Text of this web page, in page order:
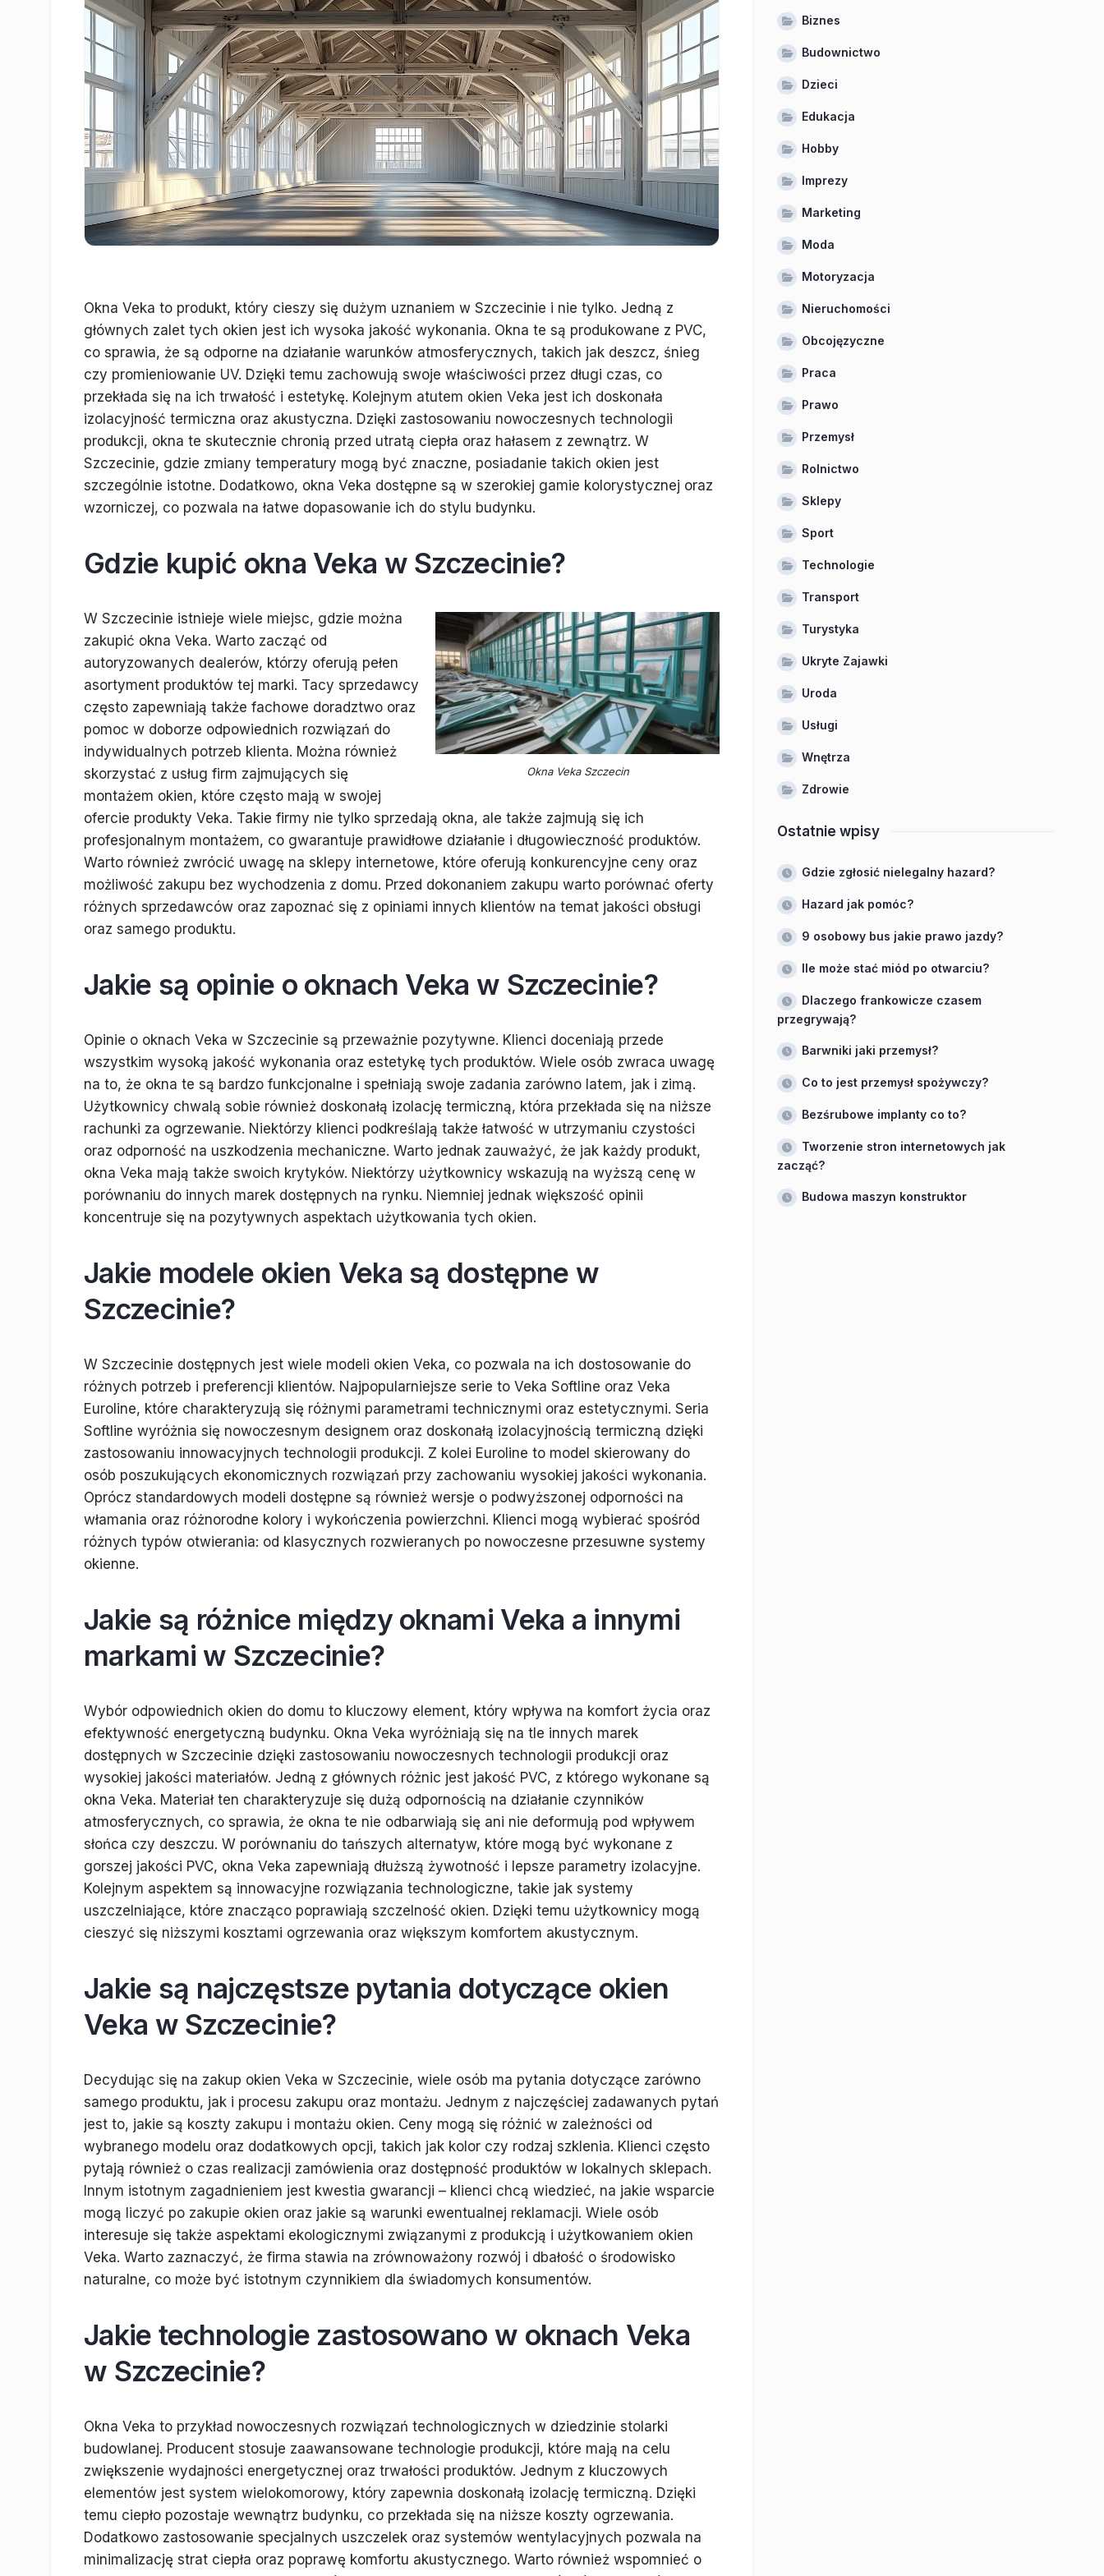
Okna Veka to produkt, który cieszy się dużym uznaniem w Szczecinie i nie tylko. Jedną z
głównych zalet tych okien jest ich wysoka jakość wykonania. Okna te są produkowane z PVC,
co sprawia, że są odporne na działanie warunków atmosferycznych, takich jak deszcz, śnieg
czy promieniowanie UV. Dzięki temu zachowują swoje właściwości przez długi czas, co
przekłada się na ich trwałość i estetykę. Kolejnym atutem okien Veka jest ich doskonała
izolacyjność termiczna oraz akustyczna. Dzięki zastosowaniu nowoczesnych technologii
produkcji, okna te skutecznie chronią przed utratą ciepła oraz hałasem z zewnątrz. W
Szczecinie, gdzie zmiany temperatury mogą być znaczne, posiadanie takich okien jest
szczególnie istotne. Dodatkowo, okna Veka dostępne są w szerokiej gamie kolorystycznej oraz
wzorniczej, co pozwala na łatwe dopasowanie ich do stylu budynku.
Gdzie kupić okna Veka w Szczecinie?
Okna Veka Szczecin
W Szczecinie istnieje wiele miejsc, gdzie można
zakupić okna Veka. Warto zacząć od
autoryzowanych dealerów, którzy oferują pełen
asortyment produktów tej marki. Tacy sprzedawcy
często zapewniają także fachowe doradztwo oraz
pomoc w doborze odpowiednich rozwiązań do
indywidualnych potrzeb klienta. Można również
skorzystać z usług firm zajmujących się
montażem okien, które często mają w swojej
ofercie produkty Veka. Takie firmy nie tylko sprzedają okna, ale także zajmują się ich
profesjonalnym montażem, co gwarantuje prawidłowe działanie i długowieczność produktów.
Warto również zwrócić uwagę na sklepy internetowe, które oferują konkurencyjne ceny oraz
możliwość zakupu bez wychodzenia z domu. Przed dokonaniem zakupu warto porównać oferty
różnych sprzedawców oraz zapoznać się z opiniami innych klientów na temat jakości obsługi
oraz samego produktu.
Jakie są opinie o oknach Veka w Szczecinie?
Opinie o oknach Veka w Szczecinie są przeważnie pozytywne. Klienci doceniają przede
wszystkim wysoką jakość wykonania oraz estetykę tych produktów. Wiele osób zwraca uwagę
na to, że okna te są bardzo funkcjonalne i spełniają swoje zadania zarówno latem, jak i zimą.
Użytkownicy chwalą sobie również doskonałą izolację termiczną, która przekłada się na niższe
rachunki za ogrzewanie. Niektórzy klienci podkreślają także łatwość w utrzymaniu czystości
oraz odporność na uszkodzenia mechaniczne. Warto jednak zauważyć, że jak każdy produkt,
okna Veka mają także swoich krytyków. Niektórzy użytkownicy wskazują na wyższą cenę w
porównaniu do innych marek dostępnych na rynku. Niemniej jednak większość opinii
koncentruje się na pozytywnych aspektach użytkowania tych okien.
Jakie modele okien Veka są dostępne w
Szczecinie?
W Szczecinie dostępnych jest wiele modeli okien Veka, co pozwala na ich dostosowanie do
różnych potrzeb i preferencji klientów. Najpopularniejsze serie to Veka Softline oraz Veka
Euroline, które charakteryzują się różnymi parametrami technicznymi oraz estetycznymi. Seria
Softline wyróżnia się nowoczesnym designem oraz doskonałą izolacyjnością termiczną dzięki
zastosowaniu innowacyjnych technologii produkcji. Z kolei Euroline to model skierowany do
osób poszukujących ekonomicznych rozwiązań przy zachowaniu wysokiej jakości wykonania.
Oprócz standardowych modeli dostępne są również wersje o podwyższonej odporności na
włamania oraz różnorodne kolory i wykończenia powierzchni. Klienci mogą wybierać spośród
różnych typów otwierania: od klasycznych rozwieranych po nowoczesne przesuwne systemy
okienne.
Jakie są różnice między oknami Veka a innymi
markami w Szczecinie?
Wybór odpowiednich okien do domu to kluczowy element, który wpływa na komfort życia oraz
efektywność energetyczną budynku. Okna Veka wyróżniają się na tle innych marek
dostępnych w Szczecinie dzięki zastosowaniu nowoczesnych technologii produkcji oraz
wysokiej jakości materiałów. Jedną z głównych różnic jest jakość PVC, z którego wykonane są
okna Veka. Materiał ten charakteryzuje się dużą odpornością na działanie czynników
atmosferycznych, co sprawia, że okna te nie odbarwiają się ani nie deformują pod wpływem
słońca czy deszczu. W porównaniu do tańszych alternatyw, które mogą być wykonane z
gorszej jakości PVC, okna Veka zapewniają dłuższą żywotność i lepsze parametry izolacyjne.
Kolejnym aspektem są innowacyjne rozwiązania technologiczne, takie jak systemy
uszczelniające, które znacząco poprawiają szczelność okien. Dzięki temu użytkownicy mogą
cieszyć się niższymi kosztami ogrzewania oraz większym komfortem akustycznym.
Jakie są najczęstsze pytania dotyczące okien
Veka w Szczecinie?
Decydując się na zakup okien Veka w Szczecinie, wiele osób ma pytania dotyczące zarówno
samego produktu, jak i procesu zakupu oraz montażu. Jednym z najczęściej zadawanych pytań
jest to, jakie są koszty zakupu i montażu okien. Ceny mogą się różnić w zależności od
wybranego modelu oraz dodatkowych opcji, takich jak kolor czy rodzaj szklenia. Klienci często
pytają również o czas realizacji zamówienia oraz dostępność produktów w lokalnych sklepach.
Innym istotnym zagadnieniem jest kwestia gwarancji – klienci chcą wiedzieć, na jakie wsparcie
mogą liczyć po zakupie okien oraz jakie są warunki ewentualnej reklamacji. Wiele osób
interesuje się także aspektami ekologicznymi związanymi z produkcją i użytkowaniem okien
Veka. Warto zaznaczyć, że firma stawia na zrównoważony rozwój i dbałość o środowisko
naturalne, co może być istotnym czynnikiem dla świadomych konsumentów.
Jakie technologie zastosowano w oknach Veka
w Szczecinie?
Okna Veka to przykład nowoczesnych rozwiązań technologicznych w dziedzinie stolarki
budowlanej. Producent stosuje zaawansowane technologie produkcji, które mają na celu
zwiększenie wydajności energetycznej oraz trwałości produktów. Jednym z kluczowych
elementów jest system wielokomorowy, który zapewnia doskonałą izolację termiczną. Dzięki
temu ciepło pozostaje wewnątrz budynku, co przekłada się na niższe koszty ogrzewania.
Dodatkowo zastosowanie specjalnych uszczelek oraz systemów wentylacyjnych pozwala na
minimalizację strat ciepła oraz poprawę komfortu akustycznego. Warto również wspomnieć o
Biznes
Budownictwo
Dzieci
Edukacja
Hobby
Imprezy
Marketing
Moda
Motoryzacja
Nieruchomości
Obcojęzyczne
Praca
Prawo
Przemysł
Rolnictwo
Sklepy
Sport
Technologie
Transport
Turystyka
Ukryte Zajawki
Uroda
Usługi
Wnętrza
Zdrowie
Ostatnie wpisy
Gdzie zgłosić nielegalny hazard?
Hazard jak pomóc?
9 osobowy bus jakie prawo jazdy?
Ile może stać miód po otwarciu?
Dlaczego frankowicze czasem
przegrywają?
Barwniki jaki przemysł?
Co to jest przemysł spożywczy?
Bezśrubowe implanty co to?
Tworzenie stron internetowych jak
zacząć?
Budowa maszyn konstruktor